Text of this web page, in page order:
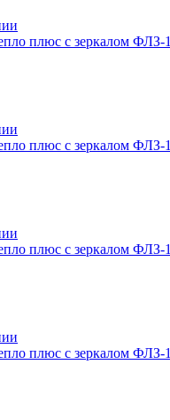
плюс с зеркалом ФЛЗ-1
плюс с зеркалом ФЛЗ-1
плюс с зеркалом ФЛЗ-1
плюс с зеркалом ФЛЗ-1